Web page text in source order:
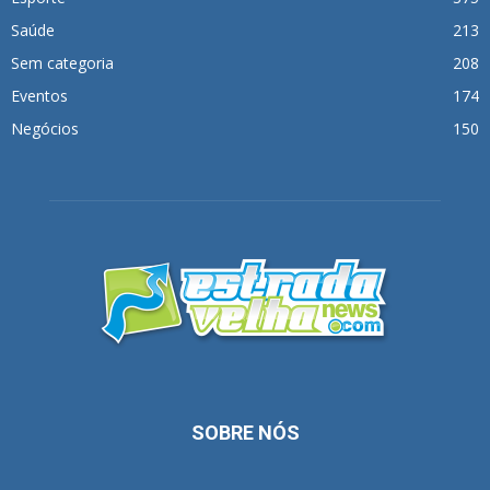
Saúde
213
Sem categoria
208
Eventos
174
Negócios
150
SOBRE NÓS